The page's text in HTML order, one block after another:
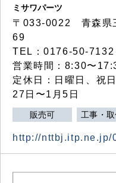
ミサワパーツ
〒033-0022 青森県
69
TEL：0176-50-
営業時間：8:30〜
定休日：日曜日、祝
27日〜1月5日
販売可 工事・
http://nttbj.itp.ne.jp/